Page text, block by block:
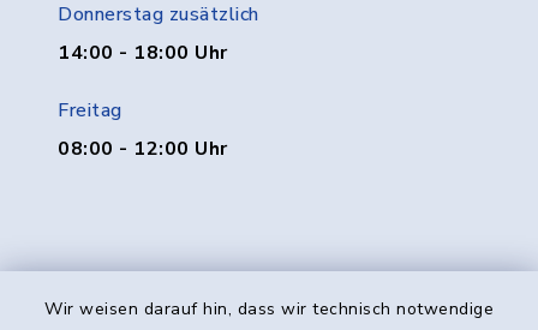
Wir weisen darauf hin, dass wir technisch notwendige
Donnerstag zusätzlich
14:00 - 18:00 Uhr
Freitag
08:00 - 12:00 Uhr